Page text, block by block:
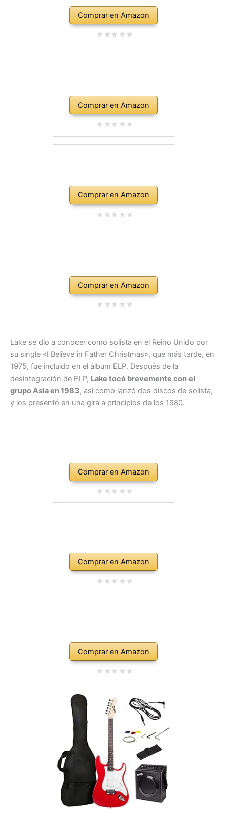
Comprar en Amazon
Comprar en Amazon
Comprar en Amazon
Comprar en Amazon
Lake se dio a conocer como solista en el Reino Unido por
su single «I Believe in Father Christmas», que más tarde, en
1975, fue incluido en el álbum ELP. Después de la
desintegración de ELP, Lake tocó brevemente con el
grupo Asia en 1983, así como lanzó dos discos de solista,
y los presentó en una gira a principios de los 1980.
Comprar en Amazon
Comprar en Amazon
Comprar en Amazon